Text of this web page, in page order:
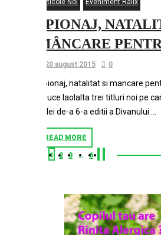
Articole Noi Eveniment Ralix
SPIONAJ,
MÂNCARE
20 august 2015 0
Spionaj, natalitat si mancare
aduce laolalta trei titluri noi pe
celei de-a 6-a editii a Divanului …
READ MORE
1 2 3 … 6